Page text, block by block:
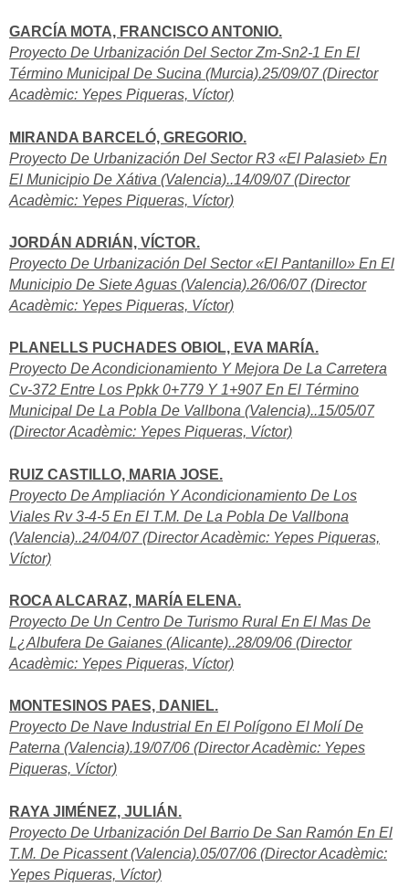
GARCÍA MOTA, FRANCISCO ANTONIO.
Proyecto De Urbanización Del Sector Zm-Sn2-1 En El
Término Municipal De Sucina (Murcia).25/09/07 (Director
Acadèmic: Yepes Piqueras, Víctor)
MIRANDA BARCELÓ, GREGORIO.
Proyecto De Urbanización Del Sector R3 «El Palasiet» En
El Municipio De Xátiva (Valencia)..14/09/07 (Director
Acadèmic: Yepes Piqueras, Víctor)
JORDÁN ADRIÁN, VÍCTOR.
Proyecto De Urbanización Del Sector «El Pantanillo» En El
Municipio De Siete Aguas (Valencia).26/06/07 (Director
Acadèmic: Yepes Piqueras, Víctor)
PLANELLS PUCHADES OBIOL, EVA MARÍA.
Proyecto De Acondicionamiento Y Mejora De La Carretera
Cv-372 Entre Los Ppkk 0+779 Y 1+907 En El Término
Municipal De La Pobla De Vallbona (Valencia)..15/05/07
(Director Acadèmic: Yepes Piqueras, Víctor)
RUIZ CASTILLO, MARIA JOSE.
Proyecto De Ampliación Y Acondicionamiento De Los
Viales Rv 3-4-5 En El T.M. De La Pobla De Vallbona
(Valencia)..24/04/07 (Director Acadèmic: Yepes Piqueras,
Víctor)
ROCA ALCARAZ, MARÍA ELENA.
Proyecto De Un Centro De Turismo Rural En El Mas De
L¿Albufera De Gaianes (Alicante)..28/09/06 (Director
Acadèmic: Yepes Piqueras, Víctor)
MONTESINOS PAES, DANIEL.
Proyecto De Nave Industrial En El Polígono El Molí De
Paterna (Valencia).19/07/06 (Director Acadèmic: Yepes
Piqueras, Víctor)
RAYA JIMÉNEZ, JULIÁN.
Proyecto De Urbanización Del Barrio De San Ramón En El
T.M. De Picassent (Valencia).05/07/06 (Director Acadèmic:
Yepes Piqueras, Víctor)